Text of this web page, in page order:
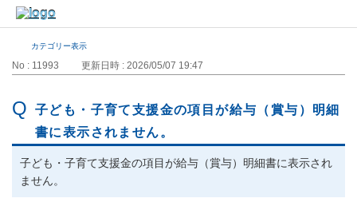
カテゴリー表示
No : 11993 更新日時 : 2026/05/07 19:47
子ども・子育て支援金の項目が給与（賞与）明細
書に表示されません。
子ども・子育て支援金の項目が給与（賞与）明細書に表示され
ません。